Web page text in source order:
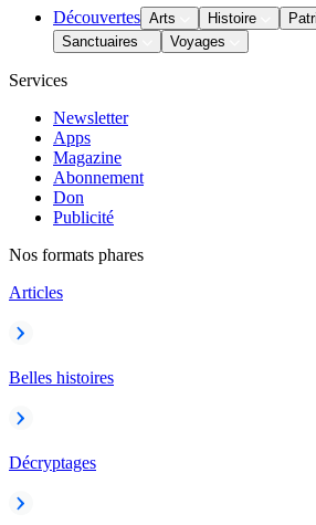
Découvertes Arts Histoire
Sanctuaires
Voyages
Services
Newsletter
Apps
Magazine
Abonnement
Don
Publicité
Nos formats phares
Articles
Belles histoires
Décryptages